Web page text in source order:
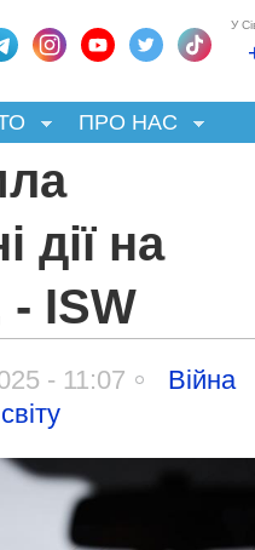
У
ПРО НАС
дії на
ISW
- 11:07
Війна